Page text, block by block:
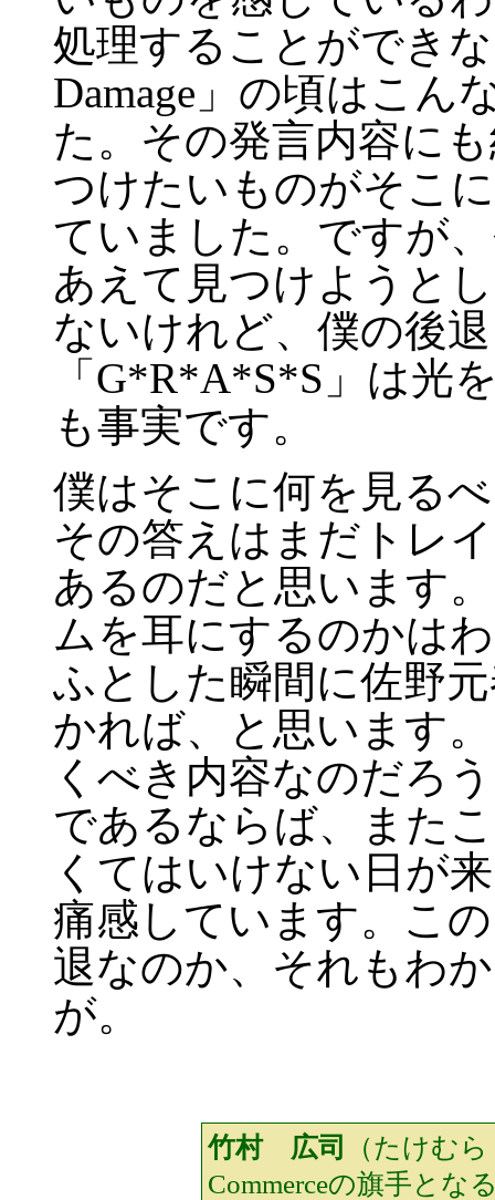
処理することができ
Damage」の頃はこん
た。その発言内容に
つけたいものがそこ
ていました。ですが
あえて見つけようと
ないけれど、僕の後
「G*R*A*S*S」は光
も事実です。
僕はそこに何を見る
その答えはまだトレ
あるのだと思います
ムを耳にするのかは
ふとした瞬間に佐野元
かれば、と思います
くべき内容なのだろ
であるならば、また
くてはいけない日が
痛感しています。こ
退なのか、それもわ
が。
竹村 広司
（たけむ
Commerceの旗手とな